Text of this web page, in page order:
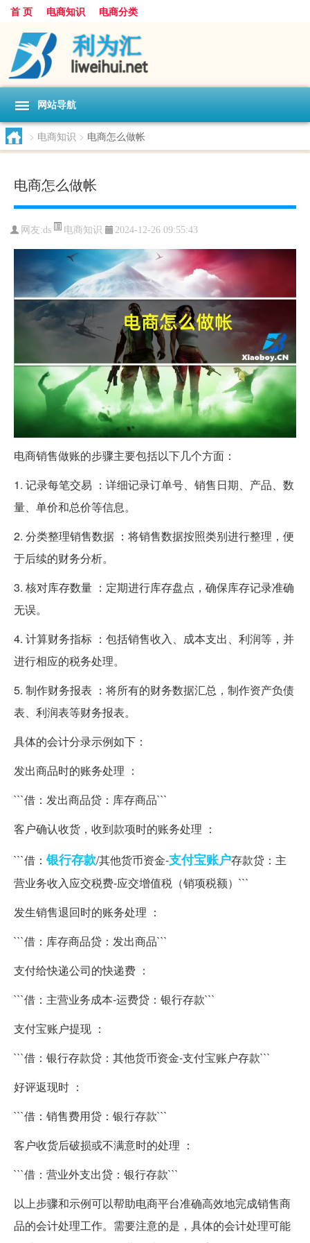
首 页 电商知识 电商分类
网站导航
> 电商知识 > 电商怎么做帐
电商怎么做帐
网友:ds 电商知识 2024-12-26 09:55:43
电商销售做账的步骤主要包括以下几个方面：
1. 记录每笔交易 ：详细记录订单号、销售日期、产品、数
量、单价和总价等信息。
2. 分类整理销售数据 ：将销售数据按照类别进行整理，便
于后续的财务分析。
3. 核对库存数量 ：定期进行库存盘点，确保库存记录准确
无误。
4. 计算财务指标 ：包括销售收入、成本支出、利润等，并
进行相应的税务处理。
5. 制作财务报表 ：将所有的财务数据汇总，制作资产负债
表、利润表等财务报表。
具体的会计分录示例如下：
发出商品时的账务处理 ：
```借：发出商品贷：库存商品```
客户确认收货，收到款项时的账务处理 ：
```借：银行存款/其他货币资金-支付宝账户存款贷：主
营业务收入应交税费-应交增值税（销项税额）```
发生销售退回时的账务处理 ：
```借：库存商品贷：发出商品```
支付给快递公司的快递费 ：
```借：主营业务成本-运费贷：银行存款```
支付宝账户提现 ：
```借：银行存款贷：其他货币资金-支付宝账户存款```
好评返现时 ：
```借：销售费用贷：银行存款```
客户收货后破损或不满意时的处理 ：
```借：营业外支出贷：银行存款```
以上步骤和示例可以帮助电商平台准确高效地完成销售商
品的会计处理工作。需要注意的是，具体的会计处理可能